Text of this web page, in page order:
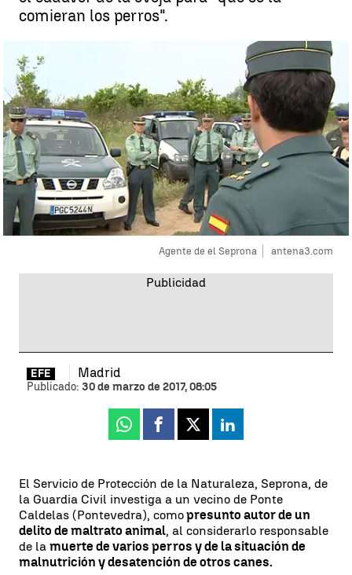
comieran los perros".
Agente de el Seprona antena3.com
EFE Madrid
Publicado: 30 de marzo de 2017, 08:05
Whatsapp
Facebook
X Linkedin
El Servicio de Protección de la Naturaleza, Seprona, de
la Guardia Civil investiga a un vecino de Ponte
Caldelas (Pontevedra), comopresunto autor de un
delito de maltrato animal, al considerarlo responsable
de la muerte de varios perros y de la situación de
malnutrición y desatención de otros canes.